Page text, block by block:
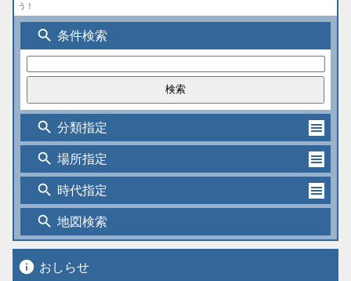
う！
search 条件検索
search 分類指定
search 場所指定
search 時代指定
search 地図検索
info おしらせ